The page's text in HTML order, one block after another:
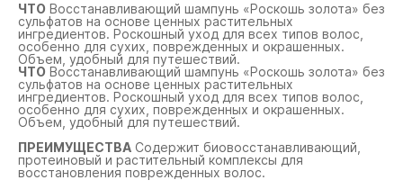
ЧТО Восстанавливающий шампунь «Роскошь золота» без
сульфатов на основе ценных растительных
ингредиентов. Роскошный уход для всех типов волос,
особенно для сухих, поврежденных и окрашенных.
Объем, удобный для путешествий.
ЧТО Восстанавливающий шампунь «Роскошь золота» без
сульфатов на основе ценных растительных
ингредиентов. Роскошный уход для всех типов волос,
особенно для сухих, поврежденных и окрашенных.
Объем, удобный для путешествий.
ПРЕИМУЩЕСТВА Содержит биовосстанавливающий,
протеиновый и растительный комплексы для
восстановления поврежденных волос.